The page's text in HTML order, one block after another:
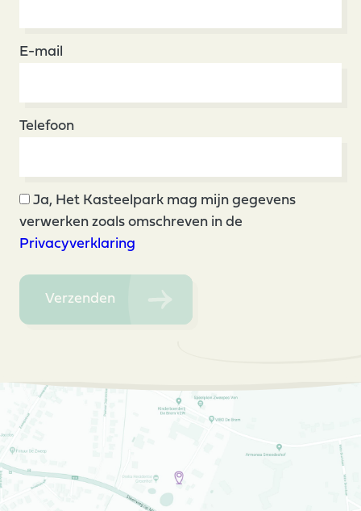
E-mail
Telefoon
Ja, Het Kasteelpark mag mijn gegevens
verwerken zoals omschreven in de
Privacyverklaring
Verzenden